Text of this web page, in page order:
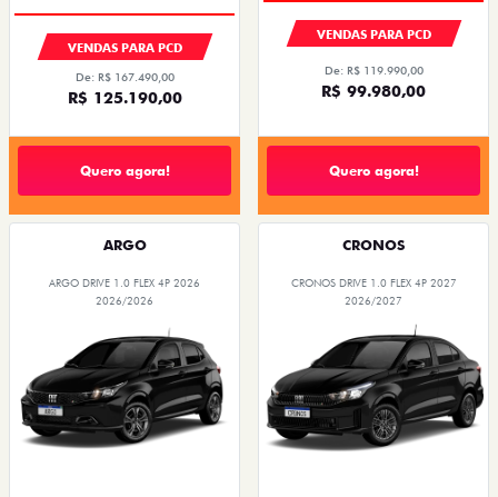
VENDAS PARA PCD
De: R$ 167.490,00
R$ 125.190,00
Quero agora!
VENDAS PARA PCD
De: R$ 119.990,00
R$ 99.980,00
Quero agora!
ARGO
ARGO DRIVE 1.0 FLEX 4P 2026
2026/2026
CRONOS
CRONOS DRIVE 1.0 FLEX 4P 2027
2026/2027